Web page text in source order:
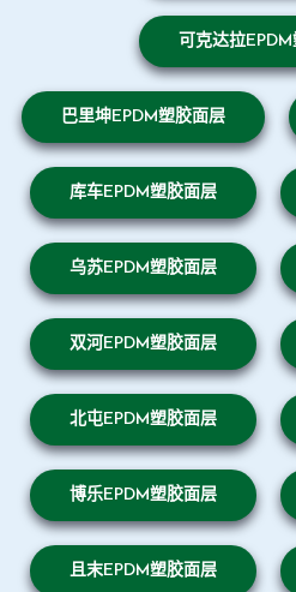
可克达拉
巴里坤EPDM塑胶面层
库车EPDM塑胶面层
乌苏EPDM塑胶面层
双河EPDM塑胶面层
北屯EPDM塑胶面层
博乐EPDM塑胶面层
且末EPDM塑胶面层